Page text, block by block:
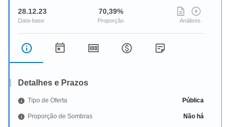
28.12.23 70,39%
Detalhes e Prazos
Tipo de Oferta Pública
Proporção de Sombras Não há